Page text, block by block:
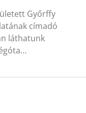
Győrffy
címadó
láthatunk